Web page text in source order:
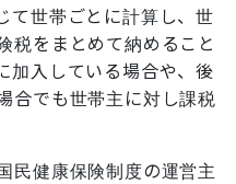
て世帯ごとに計算し、世
税をまとめて納めること
加入している場合や、後
合でも世帯主に対し課税
民健康保険制度の運営主